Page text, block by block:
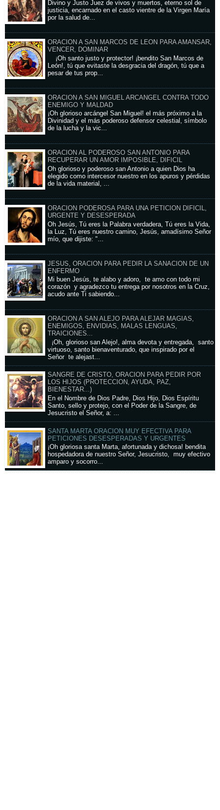
Divino y Justo Juez de vivos y muertos, eterno sol de
justicia, encarnado en el casto vientre de la Virgen María
por la salud de...
ORACION A SAN MARCOS DE LEON PARA AMANSAR,
VENCER, DOMINAR
¡Oh santo justo y protector! ¡bendito San Marcos de
León!, tú que evitaste la desgracia del dragón, tú que a
pesar de tus prop...
ORACION A SAN MIGUEL ARCANGEL CONTRA TODO
ENEMIGO Y MALDAD
¡Oh glorioso arcángel San Miguel! el más próximo a la
Divinidad y el más poderoso defensor celestial, símbolo
de la lucha y la vic...
ORACION AL PODEROSO SAN ANTONIO PARA
RECUPERAR UN AMOR IMPOSIBLE, DIFICIL
Oh glorioso y poderoso san Antonio a quien Dios ha
elegido como intercesor nuestro en los apuros y pérdidas
de la vida material, ...
ORACION PODEROSA PARA UNA PETICION DIFICIL,
URGENTE Y DESESPERADA
Oh Jesús, Tú eres la Palabra verdadera, Tú eres la Vida,
la Luz, Tú eres nuestro camino, Jesús, amadísimo Señor
mío, que dijiste: "...
JESUS, ORACION PARA PEDIR LA SANACION DE UN
ENFERMO
Mi buen Jesús, te alabo y adoro, te amo con todo mi
corazón y agradezco tu entrega por nosotros en la Cruz,
acudo ante Ti sabiendo...
ORACION A SAN ALEJO PARA ALEJAR MAGIAS,
ENEMIGOS, ENVIDIAS, MALAS LENGUAS,
TRAICIONES...
¡Oh, glorioso san Alejo!, alma devota y entregada, santo
virtuoso, santo bienaventurado, que inspirado por el
Señor te alejast...
SANGRE DE CRISTO, ORACION PARA PEDIR POR
LOS HIJOS (PROTECCION, AYUDA, PAZ,
BIENESTAR...)
En el Nombre de Dios Padre, Dios Hijo, Dios Espíritu
Santo, sello y protejo, con el Poder de la Sangre, de
Jesucristo el Señor, a: ...
SANTA MARTA ORACION MUY EFECTIVA PARA
PETICIONES DESESPERADAS Y URGENTES
¡Oh gloriosa santa Marta, afortunada y dichosa! bendita
hospedadora de nuestro Señor, Jesucristo, muy efectivo
amparo y socorro...